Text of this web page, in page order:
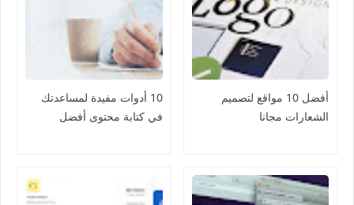
أفضل 10 مواقع لتصميم
الشعارات مجانا
10 أدوات مفيدة لمساعدتك
في كتابة محتوى أفضل